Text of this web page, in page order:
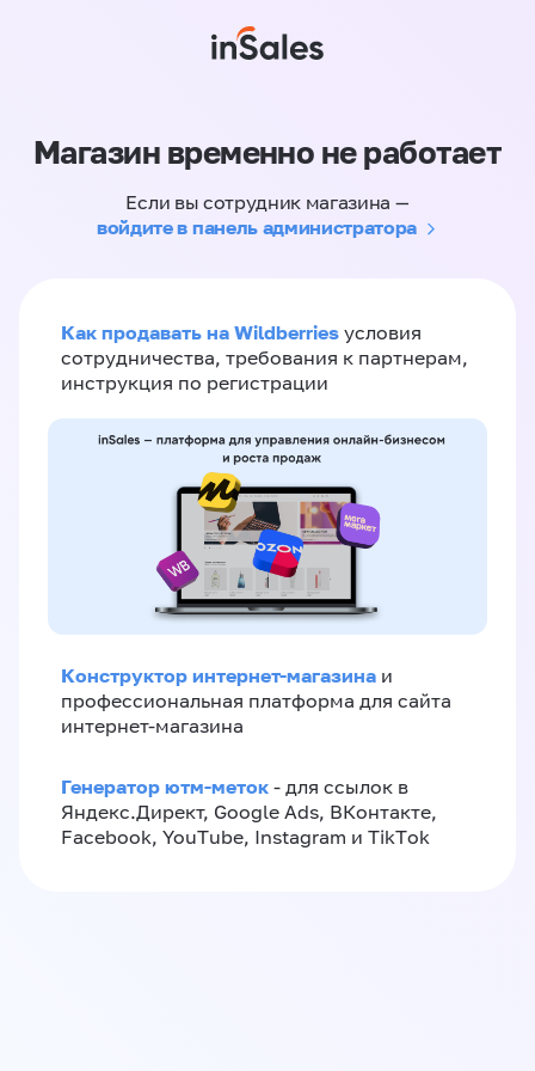
Магазин временно не работает
Если вы сотрудник магазина —
войдите в панель администратора
Как продавать на Wildberries условия
сотрудничества, требования к партнерам,
инструкция по регистрации
Конструктор интернет-магазина и
профессиональная платформа для сайта
интернет-магазина
Генератор ютм-меток - для ссылок в
Яндекс.Директ, Google Ads, ВКонтакте,
Facebook, YouTube, Instagram и TikTok